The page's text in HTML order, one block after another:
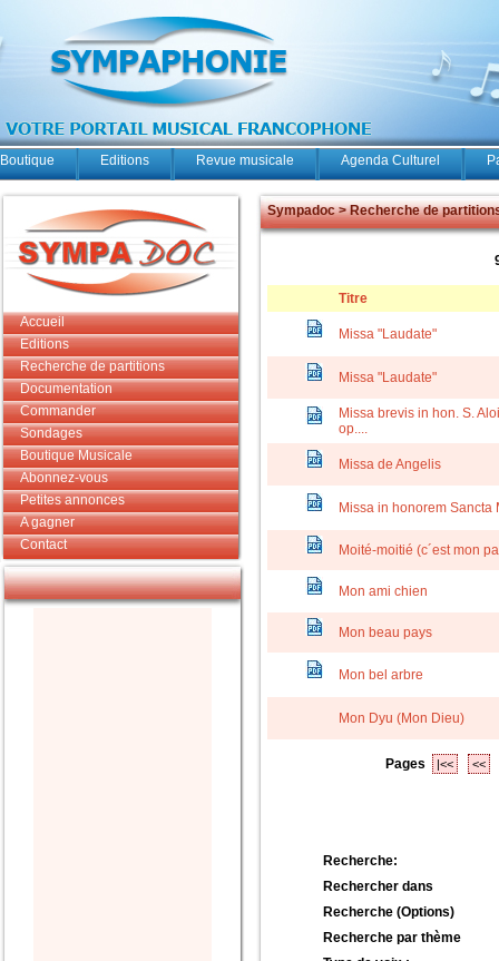
Boutique Editions Revue musicale Agenda Culturel
Accueil
Editions
Recherche de partitions
Documentation
Commander
Sondages
Boutique Musicale
Abonnez-vous
Petites annonces
A gagner
Contact
Sympadoc > Recherche de
Titre
Missa "Laudate"
Missa "Laudate"
Missa brevis in hon. S.
op....
Missa de Angelis
Missa in honorem Sancta
Moité-moitié (c´est mon
Mon ami chien
Mon beau pays
Mon bel arbre
Mon Dyu (Mon Dieu)
Pages |<< <<
Recherche:
Rechercher dans
Recherche (Options)
Recherche par thème